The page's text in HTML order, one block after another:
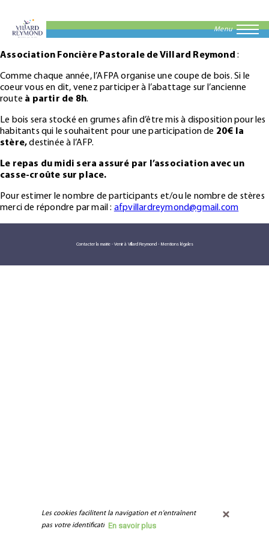
Menu
Association Foncière Pastorale de Villard Reymond :
Comme chaque année, l’AFPA organise une coupe de bois. Si le
coeur vous en dit, venez participer à l’abattage sur l’ancienne
route à partir de 8h.
Le bois sera stocké en grumes afin d’être mis à disposition pour les
habitants qui le souhaitent pour une participation de 20€ la
stère,destinée à l’AFP.
Le repas du midi sera assuré par l’association avec un
casse-croûte sur place.
Pour estimer le nombre de participants et/ou le nombre de stères
merci de répondre par mail : afpvillardreymond@gmail.com
Contacter la mairie- Venir à Villard Reymond - Mentions légales
Les cookies facilitent la navigation et n'entraînent
pas votre identification.En savoir plus